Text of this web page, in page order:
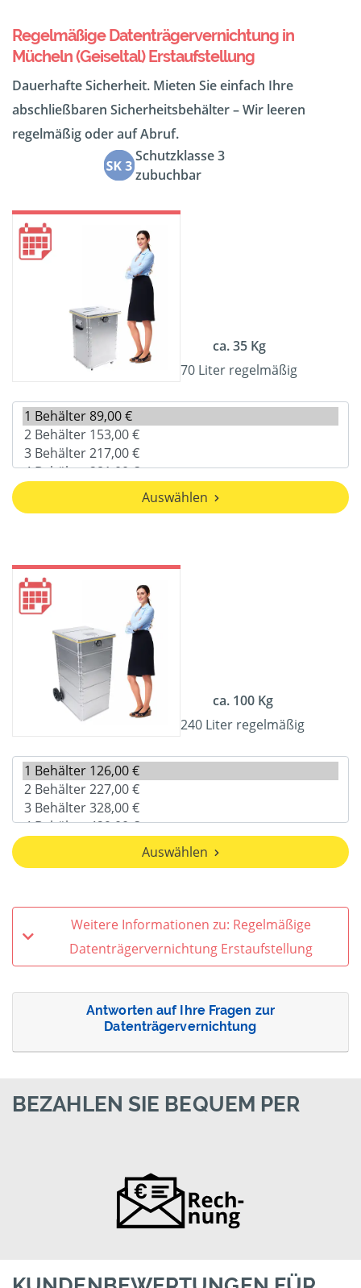
Regelmäßige Datenträgervernichtung in
Mücheln (Geiseltal) Erstaufstellung
Dauerhafte Sicherheit. Mieten Sie einfach Ihre
abschließbaren Sicherheitsbehälter – Wir leeren
regelmäßig oder auf Abruf.
Schutzklasse 3
zubuchbar
ca. 35 Kg
70 Liter regelmäßig
Auswählen
ca. 100 Kg
240 Liter regelmäßig
Auswählen
Weitere Informationen zu: Regelmäßige
Datenträgervernichtung Erstaufstellung
Antworten auf Ihre Fragen zur
Datenträgervernichtung
BEZAHLEN SIE BEQUEM PER